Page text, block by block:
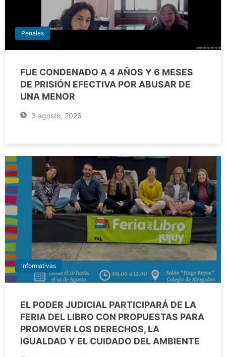
Penales
FUE CONDENADO A 4 AÑOS Y 6 MESES
DE PRISIÓN EFECTIVA POR ABUSAR DE
UNA MENOR
3 agosto, 2026
Informativas
EL PODER JUDICIAL PARTICIPARÁ DE LA
FERIA DEL LIBRO CON PROPUESTAS PARA
PROMOVER LOS DERECHOS, LA
IGUALDAD Y EL CUIDADO DEL AMBIENTE